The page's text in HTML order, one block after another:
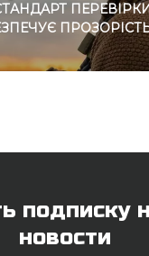
ПРОЗОРІСТЬ
подписку
новости